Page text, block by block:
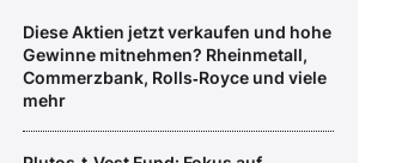
Diese Aktien jetzt verkaufen und hohe
Gewinne mitnehmen? Rheinmetall,
Commerzbank, Rolls‑Royce und viele
mehr